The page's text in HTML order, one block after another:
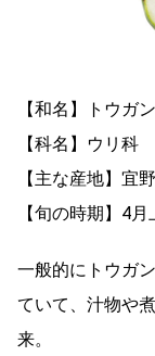
【和名】トウガン
【科名】ウリ科
【主な産地】宜
【旬の時期】4
一般的にトウガ
ていて、汁物や
来。